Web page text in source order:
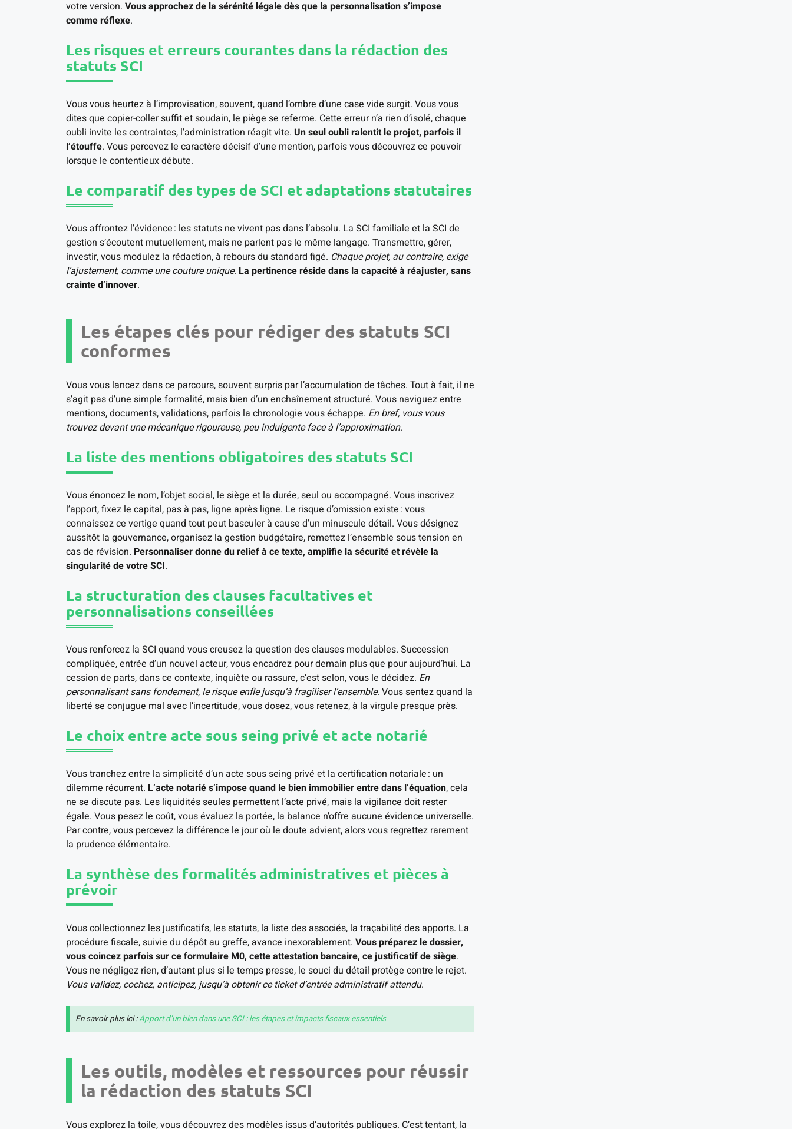
votre version. Vous approchez de la sérénité légale dès que la personnalisation s’impose
comme réflexe.
Les risques et erreurs courantes dans la rédaction des
statuts SCI
Vous vous heurtez à l’improvisation, souvent, quand l’ombre d’une case vide surgit. Vous vous
dites que copier-coller suffit et soudain, le piège se referme. Cette erreur n’a rien d’isolé, chaque
oubli invite les contraintes, l’administration réagit vite. Un seul oubli ralentit le projet, parfois il
l’étouffe. Vous percevez le caractère décisif d’une mention, parfois vous découvrez ce pouvoir
lorsque le contentieux débute.
Le comparatif des types de SCI et adaptations statutaires
Vous affrontez l’évidence : les statuts ne vivent pas dans l’absolu. La SCI familiale et la SCI de
gestion s’écoutent mutuellement, mais ne parlent pas le même langage. Transmettre, gérer,
investir, vous modulez la rédaction, à rebours du standard figé. Chaque projet, au contraire, exige
l’ajustement, comme une couture unique. La pertinence réside dans la capacité à réajuster, sans
crainte d’innover.
Les étapes clés pour rédiger des statuts SCI
conformes
Vous vous lancez dans ce parcours, souvent surpris par l’accumulation de tâches. Tout à fait, il ne
s’agit pas d’une simple formalité, mais bien d’un enchaînement structuré. Vous naviguez entre
mentions, documents, validations, parfois la chronologie vous échappe. En bref, vous vous
trouvez devant une mécanique rigoureuse, peu indulgente face à l’approximation.
La liste des mentions obligatoires des statuts SCI
Vous énoncez le nom, l’objet social, le siège et la durée, seul ou accompagné. Vous inscrivez
l’apport, fixez le capital, pas à pas, ligne après ligne. Le risque d’omission existe : vous
connaissez ce vertige quand tout peut basculer à cause d’un minuscule détail. Vous désignez
aussitôt la gouvernance, organisez la gestion budgétaire, remettez l’ensemble sous tension en
cas de révision. Personnaliser donne du relief à ce texte, amplifie la sécurité et révèle la
singularité de votre SCI.
La structuration des clauses facultatives et
personnalisations conseillées
Vous renforcez la SCI quand vous creusez la question des clauses modulables. Succession
compliquée, entrée d’un nouvel acteur, vous encadrez pour demain plus que pour aujourd’hui. La
cession de parts, dans ce contexte, inquiète ou rassure, c’est selon, vous le décidez. En
personnalisant sans fondement, le risque enfle jusqu’à fragiliser l’ensemble. Vous sentez quand la
liberté se conjugue mal avec l’incertitude, vous dosez, vous retenez, à la virgule presque près.
Le choix entre acte sous seing privé et acte notarié
Vous tranchez entre la simplicité d’un acte sous seing privé et la certification notariale : un
dilemme récurrent. L’acte notarié s’impose quand le bien immobilier entre dans l’équation, cela
ne se discute pas. Les liquidités seules permettent l’acte privé, mais la vigilance doit rester
égale. Vous pesez le coût, vous évaluez la portée, la balance n’offre aucune évidence universelle.
Par contre, vous percevez la différence le jour où le doute advient, alors vous regrettez rarement
la prudence élémentaire.
La synthèse des formalités administratives et pièces à
prévoir
Vous collectionnez les justificatifs, les statuts, la liste des associés, la traçabilité des apports. La
procédure fiscale, suivie du dépôt au greffe, avance inexorablement. Vous préparez le dossier,
vous coincez parfois sur ce formulaire M0, cette attestation bancaire, ce justificatif de siège.
Vous ne négligez rien, d’autant plus si le temps presse, le souci du détail protège contre le rejet.
Vous validez, cochez, anticipez, jusqu’à obtenir ce ticket d’entrée administratif attendu.
En savoir plus ici :Apport d’un bien dans une SCI : les étapes et impacts fiscaux essentiels
Les outils, modèles et ressources pour réussir
la rédaction des statuts SCI
Vous explorez la toile, vous découvrez des modèles issus d’autorités publiques. C’est tentant, la